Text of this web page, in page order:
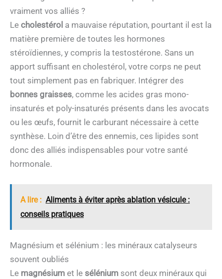
vraiment vos alliés ?
Le cholestérol a mauvaise réputation, pourtant il est la
matière première de toutes les hormones
stéroïdiennes, y compris la testostérone. Sans un
apport suffisant en cholestérol, votre corps ne peut
tout simplement pas en fabriquer. Intégrer des
bonnes graisses, comme les acides gras mono-
insaturés et poly-insaturés présents dans les avocats
ou les œufs, fournit le carburant nécessaire à cette
synthèse. Loin d’être des ennemis, ces lipides sont
donc des alliés indispensables pour votre santé
hormonale.
A lire : Aliments à éviter après ablation vésicule :
conseils pratiques
Magnésium et sélénium : les minéraux catalyseurs
souvent oubliés
Le magnésium et le sélénium sont deux minéraux qui